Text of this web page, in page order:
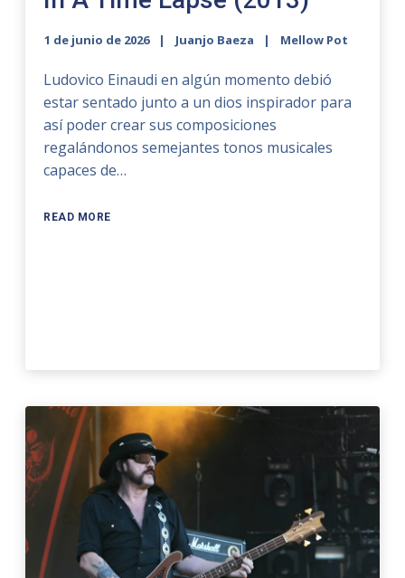
1 de junio de 2026 Juanjo Baeza Mellow Pot
Ludovico Einaudi en algún momento debió
estar sentado junto a un dios inspirador para
así poder crear sus composiciones
regalándonos semejantes tonos musicales
capaces de…
READ MORE